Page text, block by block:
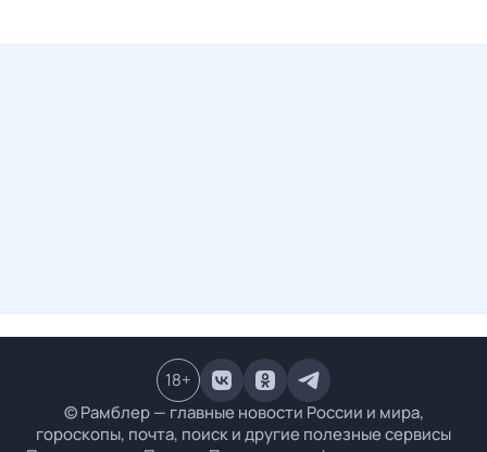
© Рамблер — главные новости России и мира,
гороскопы, почта, поиск и другие полезные сервисы
18+